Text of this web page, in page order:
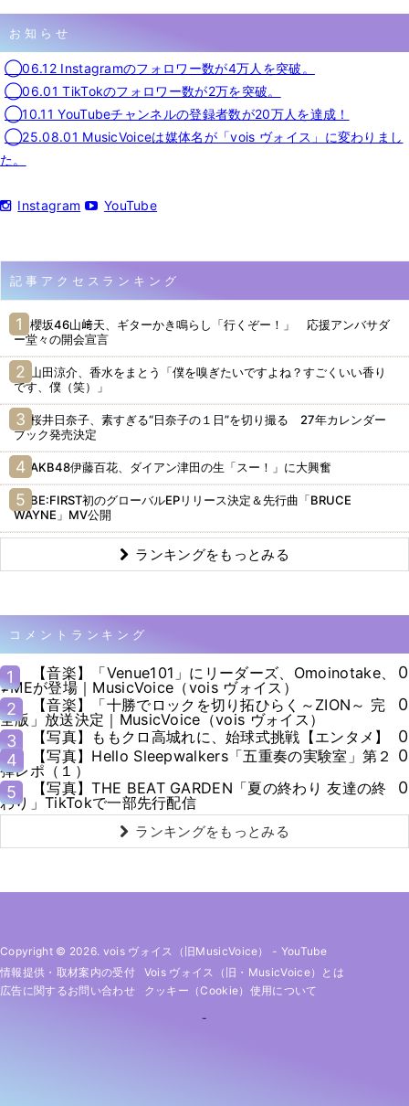
お知らせ
◯06.12 Instagramのフォロワー数が4万人を突破。
◯06.01 TikTokのフォロワー数が2万を突破。
◯10.11 YouTubeチャンネルの登録者数が20万人を達成！
◯25.08.01 MusicVoiceは媒体名が「vois ヴォイス」に変わりまし
た。
Instagram YouTube
記事アクセスランキング
櫻坂46山﨑天、ギターかき鳴らし「行くぞー！」 応援アンバサダ
ー堂々の開会宣言
山田涼介、香水をまとう「僕を嗅ぎたいですよね？すごくいい香り
です、僕（笑）」
桜井日奈子、素すぎる“日奈子の１日”を切り撮る 27年カレンダー
ブック発売決定
AKB48伊藤百花、ダイアン津田の生「スー！」に大興奮
BE:FIRST初のグローバルEPリリース決定＆先行曲「BRUCE
WAYNE」MV公開
ランキングをもっとみる
コメントランキング
1
【音楽】「Venue101」にリーダーズ、Omoinotake、
≠MEが登場｜MusicVoice（vois ヴォイス）
0
2
【音楽】「十勝でロックを切り拓ひらく～ZION～ 完
全版」放送決定｜MusicVoice（vois ヴォイス）
0
3
【写真】ももクロ高城れに、始球式挑戦【エンタメ】
0
4
【写真】Hello Sleepwalkers「五重奏の実験室」第２
弾レポ（１）
0
5
【写真】THE BEAT GARDEN「夏の終わり 友達の終
わり」TikTokで一部先行配信
0
ランキングをもっとみる
Copyright © 2026. vois ヴォイス（旧MusicVoice） - YouTube
情報提供・取材案内の受付
Vois ヴォイス（旧・MusicVoice）とは
広告に関するお問い合わせ
クッキー（cookie）使用について
-